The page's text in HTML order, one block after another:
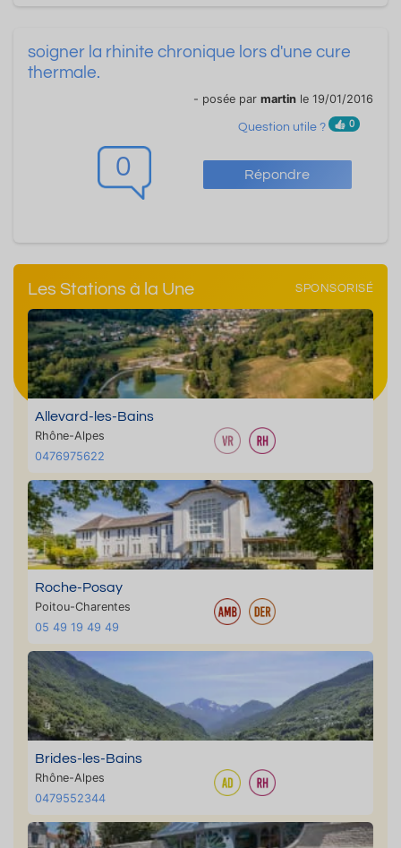
0 Répondre
soigner la rhinite chronique lors d'une cure
thermale.
- posée par martin le 19/01/2016
Question utile ? 0
Les Stations à la Une SPONSORISÉ
Allevard-les-Bains
Rhône-Alpes
0476975622
Roche-Posay
Poitou-Charentes
05 49 19 49 49
Brides-les-Bains
Rhône-Alpes
0479552344